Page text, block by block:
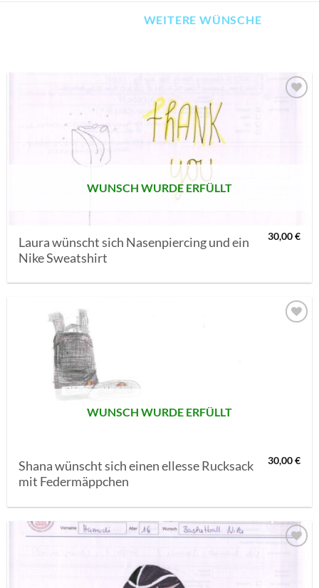
WEITERE WÜNSCHE
WUNSCH WURDE ERFÜLLT
Laura wünscht sich Nasenpiercing und ein
Nike Sweatshirt
30,00€
WUNSCH WURDE ERFÜLLT
Shana wünscht sich einen ellesse Rucksack
mit Federmäppchen
30,00€